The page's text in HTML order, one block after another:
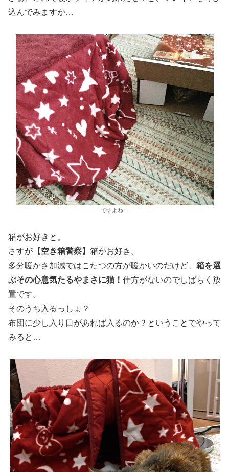
込んでみますが…
ですよね…
箱がお好きと。
さすが 【空き箱警察】 箱がお好き。
多分暖かさ加減ではこたつの方が暖かいのだけど、 箱を選
ぶその心意気たるやまさに猫！ 仕方がないのでしばらく放
置です。
そのうち入るっしょ？
布団に少し入り口があれば入るのか？ということでやって
みると…